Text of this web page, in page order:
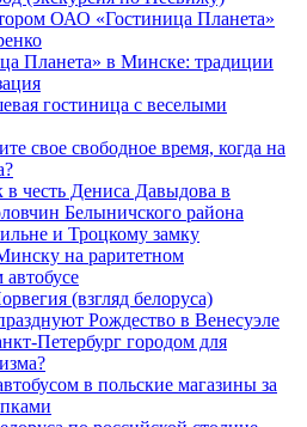
ОАО «Гостиница Планета»
Планета» в Минске: традиции
гостиница с веселыми
свое свободное время, когда на
честь Дениса Давыдова в
Белыничского района
и Троцкому замку
на раритетном
(взгляд белоруса)
Рождество в Венесуэле
Петербург городом для
в польские магазины за